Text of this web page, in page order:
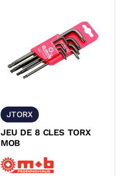
JTORX
JEU DE 8 CLES TORX
MOB